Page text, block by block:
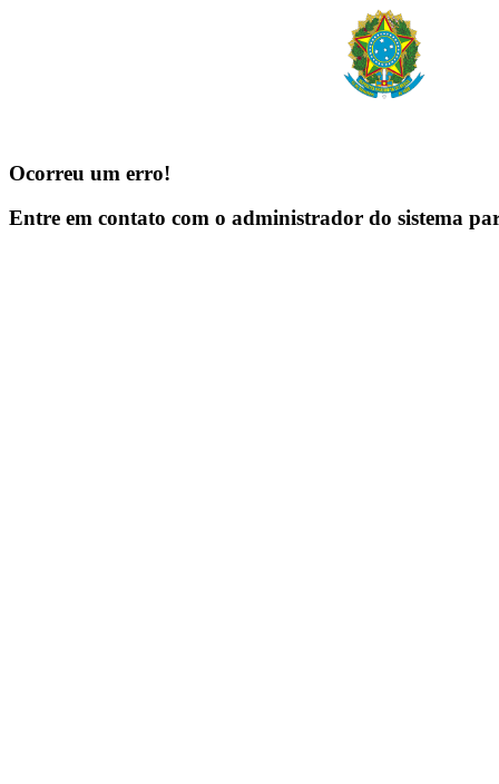
Ocorreu um erro!
Entre em contato com o administrador do sistema